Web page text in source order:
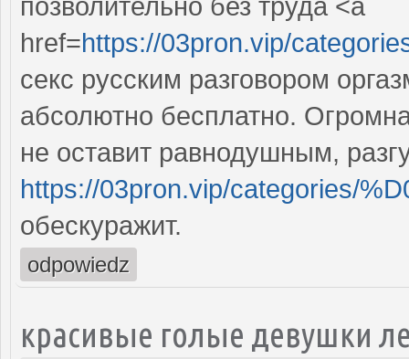
позволительно без труда <a
href=https://03pron.vip/
секс русским разговором
абсолютно бесплатно.
не оставит равнодушным,
https://03pron.vip/categories/
обескуражит.
odpowiedz
красивые голые девушки